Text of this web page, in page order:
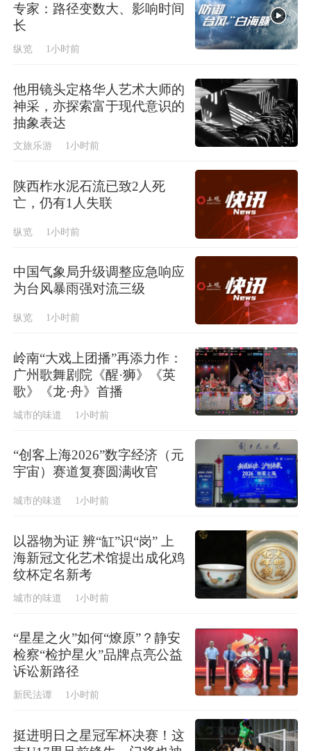
专家：路径变数大、影响时间
长
纵览 1小时前
他用镜头定格华人艺术大师的
神采，亦探索富于现代意识的
抽象表达
文旅乐游 1小时前
陕西柞水泥石流已致2人死
亡，仍有1人失联
纵览 1小时前
中国气象局升级调整应急响应
为台风暴雨强对流三级
纵览 1小时前
岭南“大戏上团播”再添力作：
广州歌舞剧院《醒·狮》《英
歌》《龙·舟》首播
城市的味道 1小时前
“创客上海2026”数字经济（元
宇宙）赛道复赛圆满收官
城市的味道 1小时前
以器物为证 辨“缸”识“岗” 上
海新冠文化艺术馆提出成化鸡
纹杯定名新考
城市的味道 1小时前
“星星之火”如何“燎原”？静安
检察“检护星火”品牌点亮公益
诉讼新路径
新民法谭 1小时前
挺进明日之星冠军杯决赛！这